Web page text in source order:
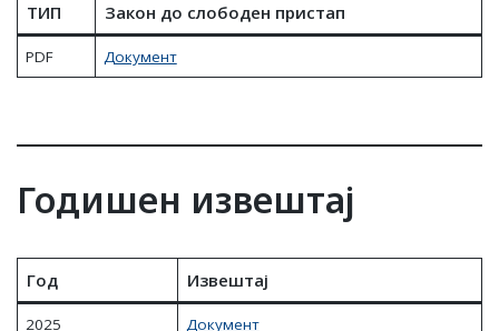
ТИП Закон до слободен пристап
PDF Документ
Годишен извештај
Год Извештај
2025 Документ